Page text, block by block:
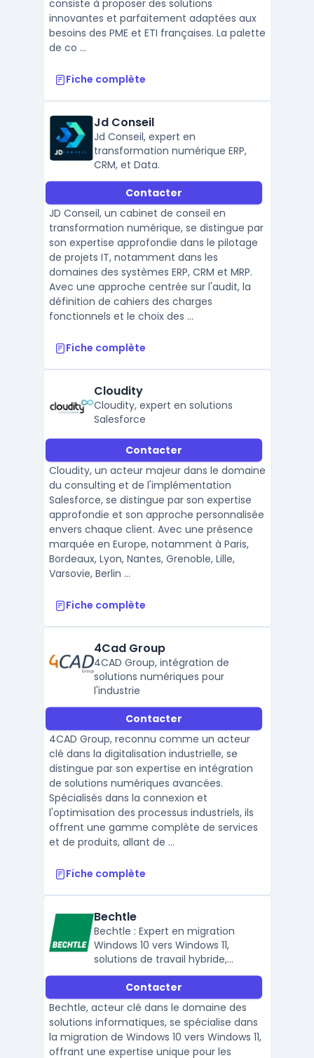
consiste à proposer des solutions
innovantes et parfaitement adaptées aux
besoins des PME et ETI françaises. La palette
de co ...
Fiche complète
Jd Conseil
Jd Conseil, expert en
transformation numérique ERP,
CRM, et Data.
Contacter
JD Conseil, un cabinet de conseil en
transformation numérique, se distingue par
son expertise approfondie dans le pilotage
de projets IT, notamment dans les
domaines des systèmes ERP, CRM et MRP.
Avec une approche centrée sur l'audit, la
définition de cahiers des charges
fonctionnels et le choix des ...
Fiche complète
Cloudity
Cloudity, expert en solutions
Salesforce
Contacter
Cloudity, un acteur majeur dans le domaine
du consulting et de l'implémentation
Salesforce, se distingue par son expertise
approfondie et son approche personnalisée
envers chaque client. Avec une présence
marquée en Europe, notamment à Paris,
Bordeaux, Lyon, Nantes, Grenoble, Lille,
Varsovie, Berlin ...
Fiche complète
4Cad Group
4CAD Group, intégration de
solutions numériques pour
l'industrie
Contacter
4CAD Group, reconnu comme un acteur
clé dans la digitalisation industrielle, se
distingue par son expertise en intégration
de solutions numériques avancées.
Spécialisés dans la connexion et
l'optimisation des processus industriels, ils
offrent une gamme complète de services
et de produits, allant de ...
Fiche complète
Bechtle
Bechtle : Expert en migration
Windows 10 vers Windows 11,
solutions de travail hybride,
équipement informatique,
connectivité et sécurité des
données.
Contacter
Bechtle, acteur clé dans le domaine des
solutions informatiques, se spécialise dans
la migration de Windows 10 vers Windows 11,
offrant une expertise unique pour les